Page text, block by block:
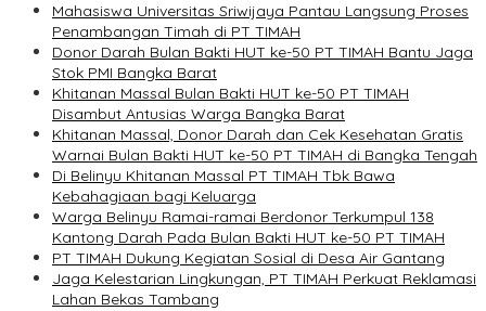
Mahasiswa Universitas Sriwijaya Pantau Langsung Proses
Penambangan Timah di PT TIMAH
Donor Darah Bulan Bakti HUT ke-50 PT TIMAH Bantu Jaga
Stok PMI Bangka Barat
Khitanan Massal Bulan Bakti HUT ke-50 PT TIMAH
Disambut Antusias Warga Bangka Barat
Khitanan Massal, Donor Darah dan Cek Kesehatan Gratis
Warnai Bulan Bakti HUT ke-50 PT TIMAH di Bangka Tengah
Di Belinyu Khitanan Massal PT TIMAH Tbk Bawa
Kebahagiaan bagi Keluarga
Warga Belinyu Ramai-ramai Berdonor Terkumpul 138
Kantong Darah Pada Bulan Bakti HUT ke-50 PT TIMAH
PT TIMAH Dukung Kegiatan Sosial di Desa Air Gantang
Jaga Kelestarian Lingkungan, PT TIMAH Perkuat Reklamasi
Lahan Bekas Tambang